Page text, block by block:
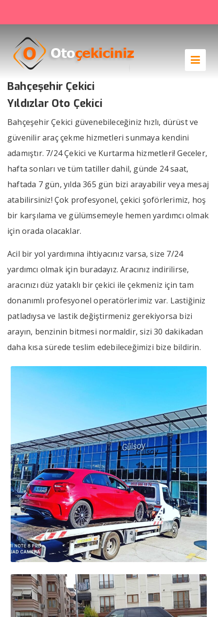
Bahçeşehir Çekici
Yıldızlar Oto Çekici
Bahçeşehir Çekici güvenebileceğiniz hızlı, dürüst ve
güvenilir araç çekme hizmetleri sunmaya kendini
adamıştır. 7/24 Çekici ve Kurtarma hizmetleri! Geceler,
hafta sonları ve tüm tatiller dahil, günde 24 saat,
haftada 7 gün, yılda 365 gün bizi arayabilir veya mesaj
atabilirsiniz! Çok profesyonel, çekici şoförlerimiz, hoş
bir karşılama ve gülümsemeyle hemen yardımcı olmak
için orada olacaklar.
Acil bir yol yardımına ihtiyacınız varsa, size 7/24
yardımcı olmak için buradayız. Aracınız indirilirse,
aracınızı düz yataklı bir çekici ile çekmeniz için tam
donanımlı profesyonel operatörlerimiz var. Lastiğiniz
patladıysa ve lastik değiştirmeniz gerekiyorsa bizi
arayın, benzinin bitmesi normaldir, sizi 30 dakikadan
daha kısa sürede teslim edebileceğimizi bize bildirin.